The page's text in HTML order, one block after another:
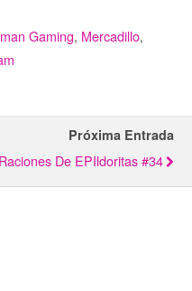
Gaming, Mercadillo,
Próxima Entrada
Raciones De EPIldoritas #34